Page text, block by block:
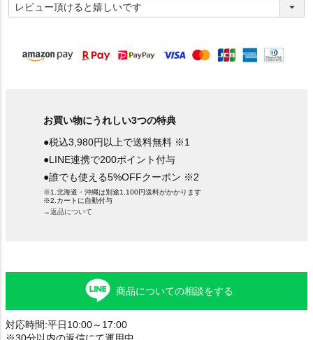
必
須
お買い物にうれしい3つの特典
●税込3,980円以上で送料無料 ※1
●LINE連携で200ポイント付与
●誰でも使える5%OFFクーポン ※2
※1.北海道・沖縄は別途1,100円送料がかかります
※2.カートに自動付与
→返品について
商品についての相談をする
対応時間:平日10:00～17:00